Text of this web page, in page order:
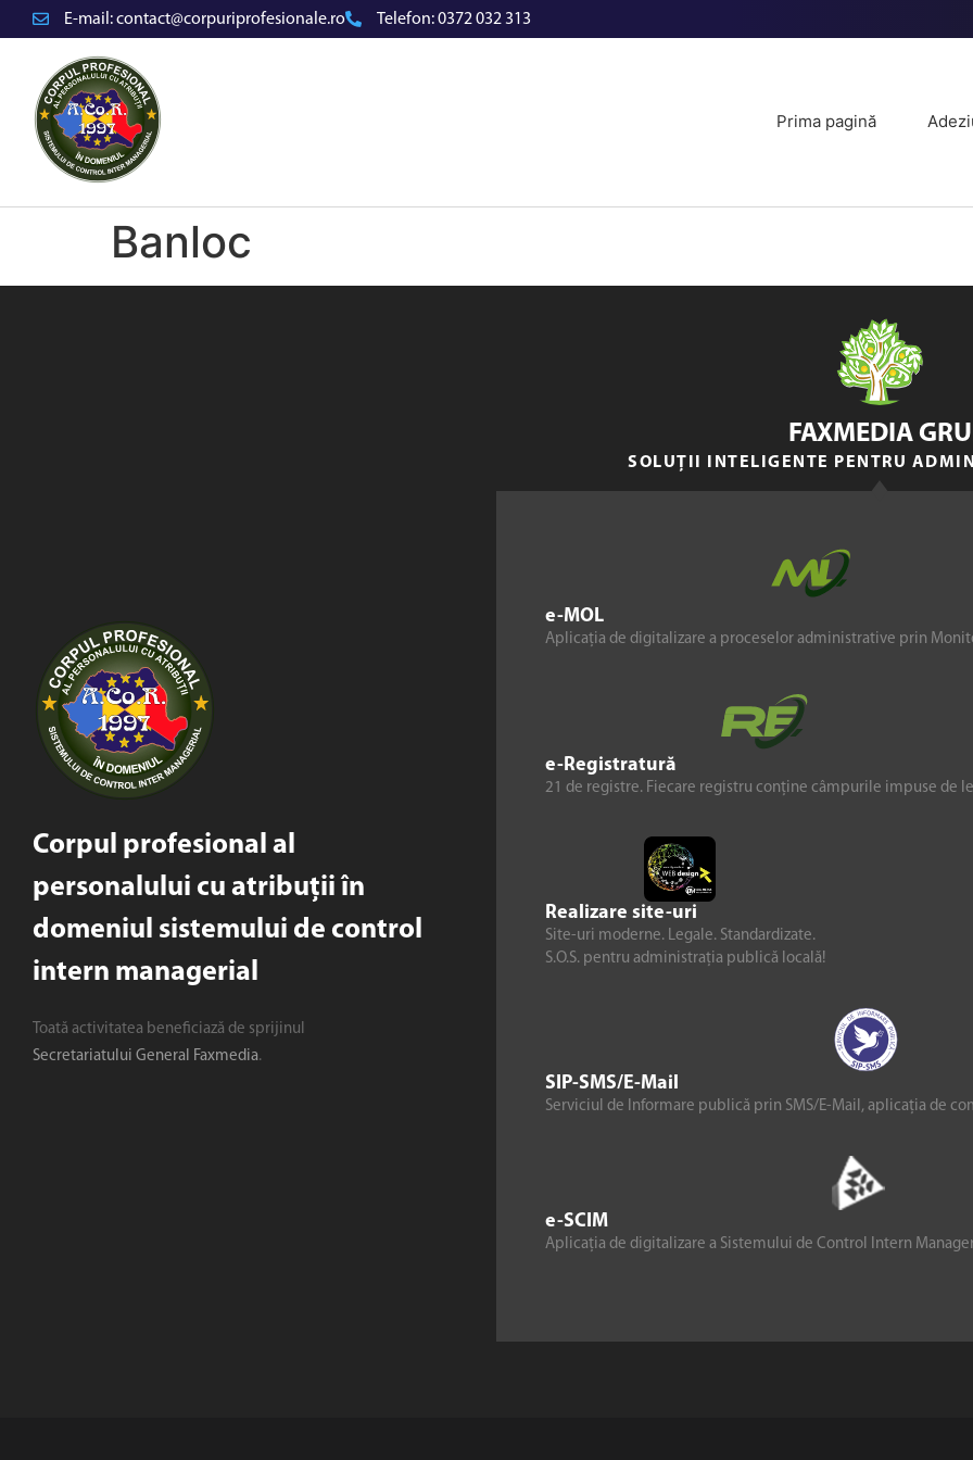
E-mail:contact@corpuriprofesionale.ro Telefon:0372 032 313
Prima pagină
Banloc
Corpul profesional al
personalului cu atribuții în
domeniul sistemului de control
intern managerial
Toată activitatea beneficiază de sprijinul
Secretariatului General Faxmedia.
e-MOL
Aplicația de digitalizare a proceselor administrative prin
e-Registratură
21 de registre. Fiecare registru conține câmpurile impuse de
Realizare site-uri
Site-uri moderne. Legale. Standardizate.
S.O.S. pentru administrația publică locală!
SIP-SMS/E-Mail
Serviciul de Informare publică prin SMS/E-Mail, aplicația de
e-SCIM
Aplicația de digitalizare a Sistemului de Control Intern
FAXMEDIA
SOLUȚII INTELIGENTE PENTRU